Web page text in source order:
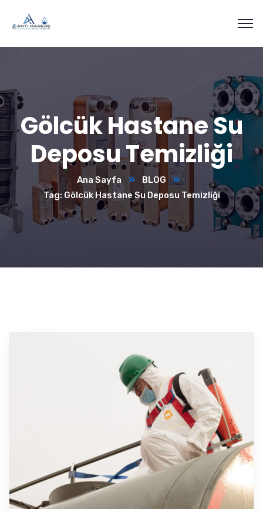
Gölcük Hastane Su
Deposu Temizliği
Ana Sayfa
BLOG
Tag: Gölcük Hastane Su Deposu Temizliği